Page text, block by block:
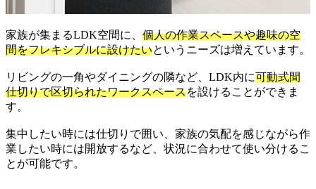
家族が集まるLDK空間に、 個人の作業スペースや趣味の空
間をフレキシブルに設けたいというニーズは増えています。
リビングの一角やダイニングの隣など、LDK内に可動式間
仕切りで区切られたワークスペースを設けることができま
す。
集中したい時には仕切りで囲い、家族の気配を感じながら作
業したい時には開放するなど、状況に合わせて使い分けるこ
とが可能です。